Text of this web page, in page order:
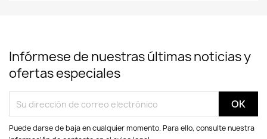
Infórmese de nuestras últimas noticias y
ofertas especiales
Puede darse de baja en cualquier momento. Para ello, consulte nuestra